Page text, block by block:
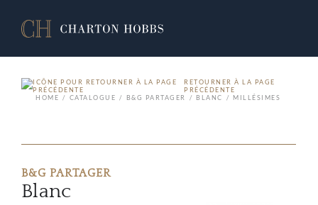
RETOURNER À LA PAGE
PRÉCÉDENTE
HOME
CATALOGUE B&G PARTAGER BLANC MILLÉSIMES
B&G PARTAGER
Blanc